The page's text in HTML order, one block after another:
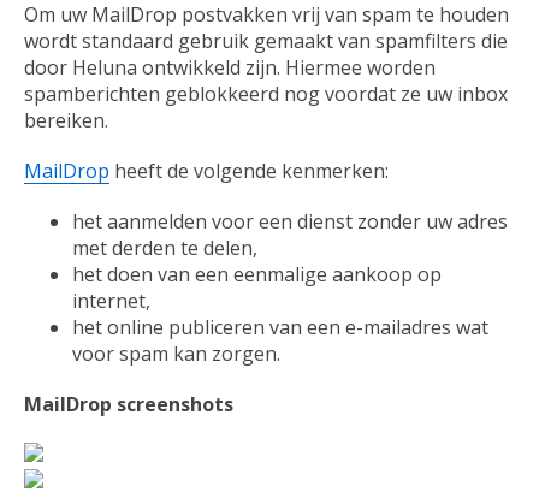
Om uw MailDrop postvakken vrij van spam te houden
wordt standaard gebruik gemaakt van spamfilters die
door Heluna ontwikkeld zijn. Hiermee worden
spamberichten geblokkeerd nog voordat ze uw inbox
bereiken.
MailDrop heeft de volgende kenmerken:
het aanmelden voor een dienst zonder uw adres
met derden te delen,
het doen van een eenmalige aankoop op
internet,
het online publiceren van een e-mailadres wat
voor spam kan zorgen.
MailDrop screenshots